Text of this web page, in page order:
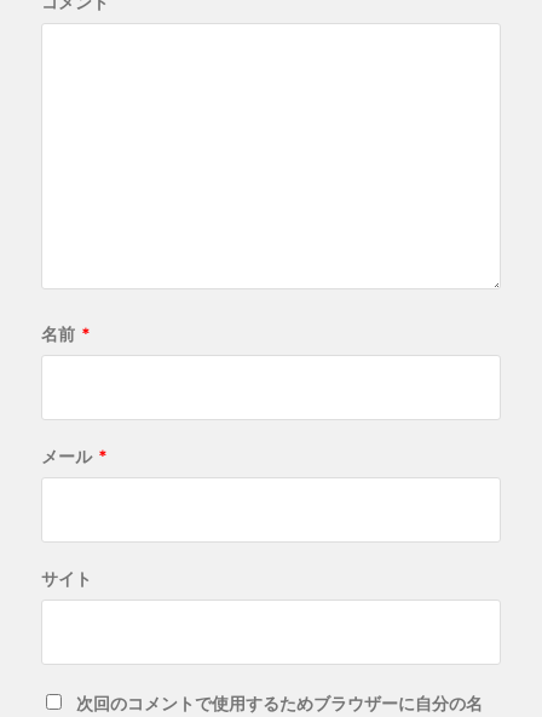
名前 *
メール *
サイト
次回のコメントで使用するためブラウザーに自分の名